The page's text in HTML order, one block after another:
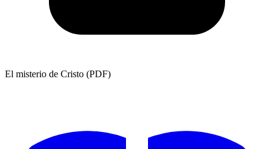
El misterio de Cristo (PDF)